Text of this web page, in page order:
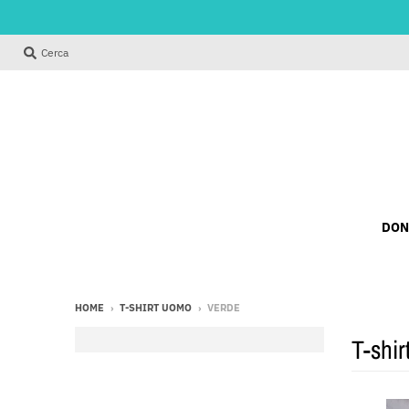
Cerca
HOME › T-SHIRT UOMO › VERDE
T-